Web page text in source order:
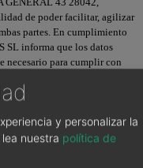
de poder facilitar, agilizar
partes. En cumplimiento
SL informa que los datos
necesario para cumplir con
tratar los datos de manera
exacta y actualizada.
a adoptar todas las
o rectifiquen sin dilación
y personalizar la
nuestra política de